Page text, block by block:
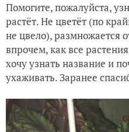
Помогите, пожалуйста,
растёт. Не цветёт (по
не цвело), размножается
впрочем, как все
хочу узнать название и
ухаживать. Заранее